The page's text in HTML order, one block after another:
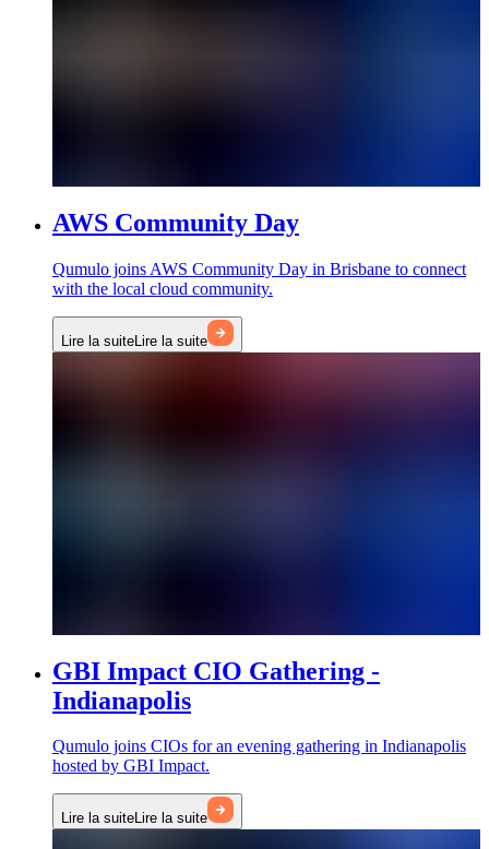
AWS Community Day
Qumulo joins AWS Community Day in Brisbane to connect
with the local cloud community.
Lire la suiteLire la suite
GBI Impact CIO Gathering -
Indianapolis
Qumulo joins CIOs for an evening gathering in Indianapolis
hosted by GBI Impact.
Lire la suiteLire la suite